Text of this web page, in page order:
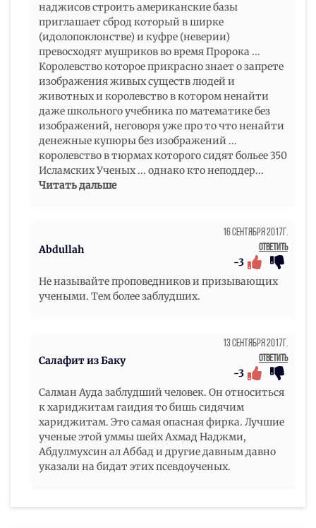
наджисов строить американские базы
приглашает сброд который в ширке
(идолопоклонстве) и куфре (неверии)
превосходят мушриков во время Пророка ...
Королевство которое прикрасно знает о запрете
изображения живых существ людей и
животных и королевство в котором ненайти
даже школьного учебника по математике без
изображений, неговоря уже про то что ненайти
денежные купюры без изображений ...
королевство в тюрмах которого сидят больее 350
Исламских Ученых ... однако кто неподдер...
Читать дальше
Abdullah
16 Сентября 2017г.
Ответить
-3
Не называйте проповедников и призывающих
учеными. Тем более заблудших.
Салафит из Баку
13 Сентября 2017г.
Ответить
-3
Салман Ауда заблудший человек. Он относиться
к хариджитам гаидия то бишь сидячим
хариджитам. Это самая опасная фирка. Лучшие
ученые этой уммы шейх Ахмад Наджми,
Абдулмухсин ал Аббад и другие давным давно
указали на бидат этих псевдоученых.